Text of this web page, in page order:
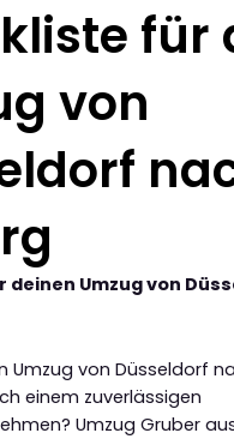
für
von
deinen Umzug von
Umzug von Düsseldorf
einem zuverlässigen
Umzug Gruber